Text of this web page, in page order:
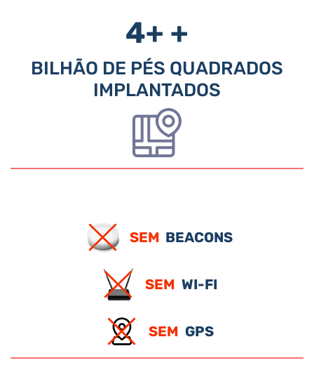
4+ +
BILHÃO DE PÉS QUADRADOS
IMPLANTADOS
SEM BEACONS
SEM WI-FI
SEM GPS